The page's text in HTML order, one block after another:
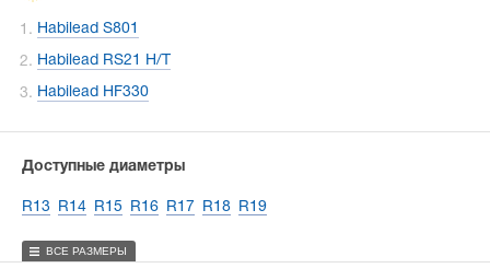
Habilead S801
Habilead RS21 H/T
Habilead HF330
Доступные диаметры
R13 R14 R15 R16 R17 R18 R19
ВСЕ РАЗМЕРЫ